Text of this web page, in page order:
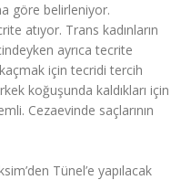
göre belirleniyor.
atıyor. Trans kadınların
ayrıca tecrite
için tecridi tercih
koğuşunda kaldıkları için
Cezaevinde saçlarının
Tünel’e yapılacak